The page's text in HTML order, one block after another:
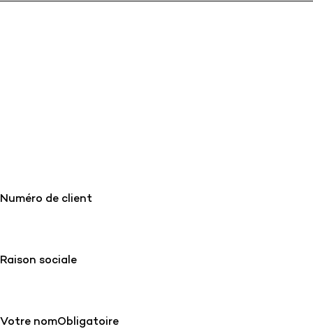
Numéro de client
Raison sociale
Votre nomObligatoire